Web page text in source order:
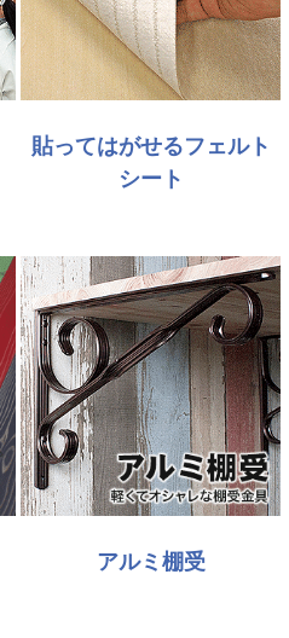
貼ってはがせるフェルト
シート
アルミ棚受